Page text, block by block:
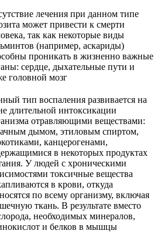
лечения при данном типе
может привести к смерти
так как некоторые виды
(например, аскариды)
проникать в жизненно важные
сердце, дыхательные пути и
головной мозг
тип воспаления развивается на
длительной интоксикации
отравляющими веществами:
дымом, этиловым спиртом,
канцерогенами,
в некоторых продуктах
У людей с хроническими
токсичные вещества
в крови, откуда
по всему организму, включая
ткань. В результате вместо
необходимых минералов,
и белков в мышцы